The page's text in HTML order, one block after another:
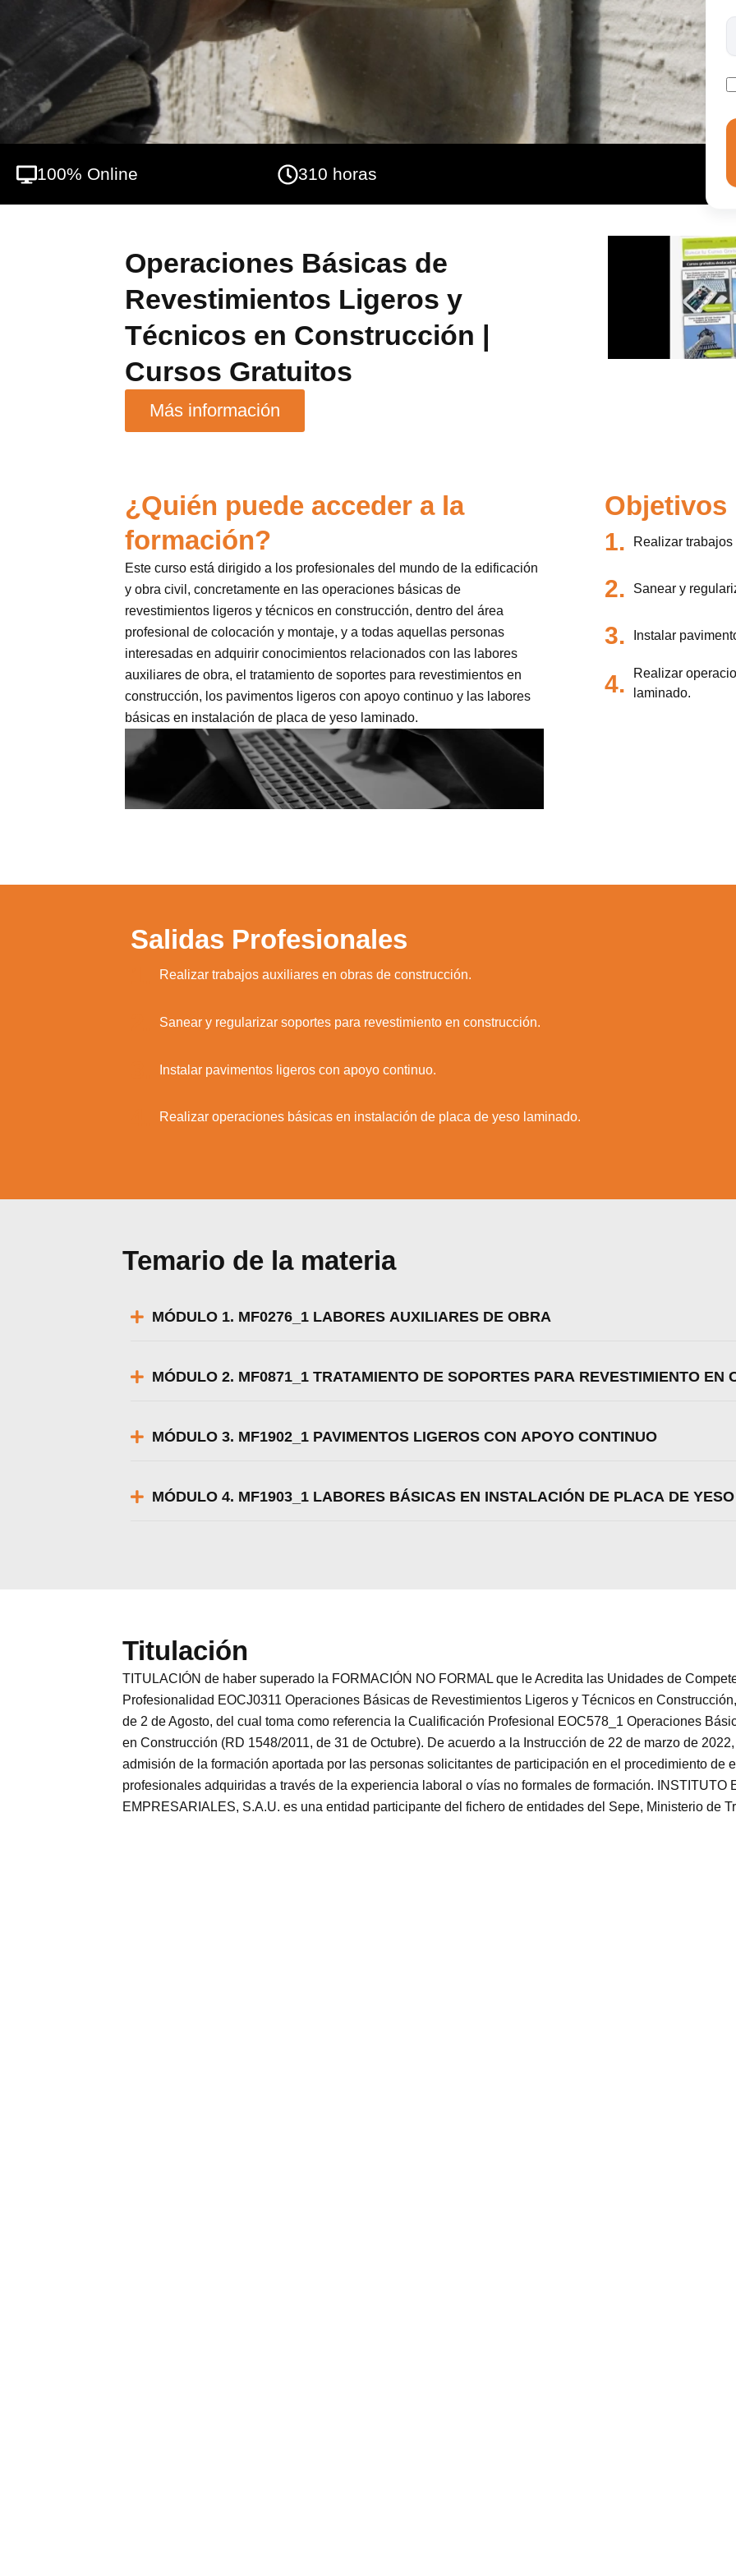
100% Online 310 horas
Operaciones Básicas de
Revestimientos Ligeros y
Técnicos en Construcción |
Cursos Gratuitos
Más información
¿Quién puede acceder a la
formación?
Este curso está dirigido a los profesionales del mundo de la edificación
y obra civil, concretamente en las operaciones básicas de
revestimientos ligeros y técnicos en construcción, dentro del área
profesional de colocación y montaje, y a todas aquellas personas
interesadas en adquirir conocimientos relacionados con las labores
auxiliares de obra, el tratamiento de soportes para revestimientos en
construcción, los pavimentos ligeros con apoyo continuo y las labores
básicas en instalación de placa de yeso laminado.
Objetivos
1. Realizar
2. Sanear y
3. Instalar
4.
Realizar
laminado.
Salidas Profesionales
Realizar trabajos auxiliares en obras de construcción.
Sanear y regularizar soportes para revestimiento en construcción.
Instalar pavimentos ligeros con apoyo continuo.
Realizar operaciones básicas en instalación de placa de yeso laminado.
Temario de la materia
MÓDULO 1. MF0276_1 LABORES AUXILIARES DE OBRA
MÓDULO 2. MF0871_1 TRATAMIENTO DE SOPORTES PARA REVESTIMIENTO EN
MÓDULO 3. MF1902_1 PAVIMENTOS LIGEROS CON APOYO CONTINUO
MÓDULO 4. MF1903_1 LABORES BÁSICAS EN INSTALACIÓN DE PLACA DE
Titulación
TITULACIÓN de haber superado la FORMACIÓN NO FORMAL que le Acredita las Unidades de
Profesionalidad EOCJ0311 Operaciones Básicas de Revestimientos Ligeros y Técnicos en
de 2 de Agosto, del cual toma como referencia la Cualificación Profesional EOC578_1 Operaciones
en Construcción (RD 1548/2011, de 31 de Octubre). De acuerdo a la Instrucción de 22 de marzo de
admisión de la formación aportada por las personas solicitantes de participación en el procedimiento de
profesionales adquiridas a través de la experiencia laboral o vías no formales de formación. INSTITUTO
EMPRESARIALES, S.A.U. es una entidad participante del fichero de entidades del Sepe, Ministerio de
Utilizamos cookies para ofrecerte la mejor experiencia en nuestra
Aceptar Rechazar Configurar